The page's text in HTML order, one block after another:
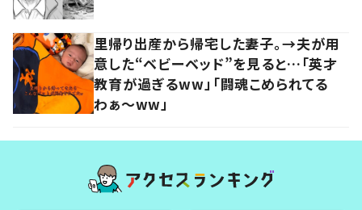
里帰り出産から帰宅した妻子。→夫が用
意した“ベビーベッド”を見ると…「英才
教育が過ぎるww」「闘魂こめられてる
わぁ～ww」